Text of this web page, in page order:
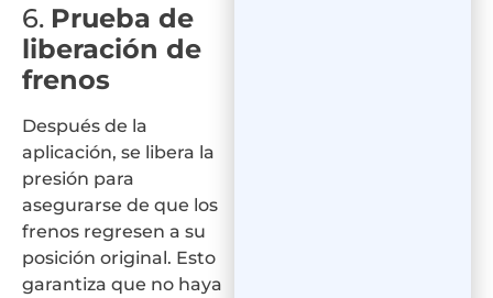
6. Prueba de
liberación de
frenos
Después de la
aplicación, se libera la
presión para
asegurarse de que los
frenos regresen a su
posición original. Esto
garantiza que no haya